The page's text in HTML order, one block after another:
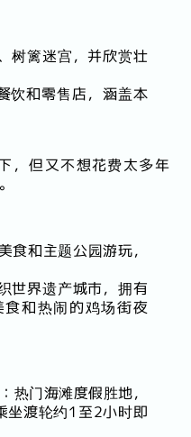
树篱迷宫，并欣赏壮
饮和零售店，涵盖本
，但又不想花费太多年
食和主题公园游玩，
世界遗产城市，拥有
和热闹的鸡场街夜
热门海滩度假胜地，
坐渡轮约1至2小时即